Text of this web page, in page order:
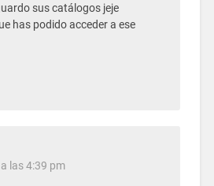
sus catálogos jeje
has podido acceder a ese
las 4:39 pm